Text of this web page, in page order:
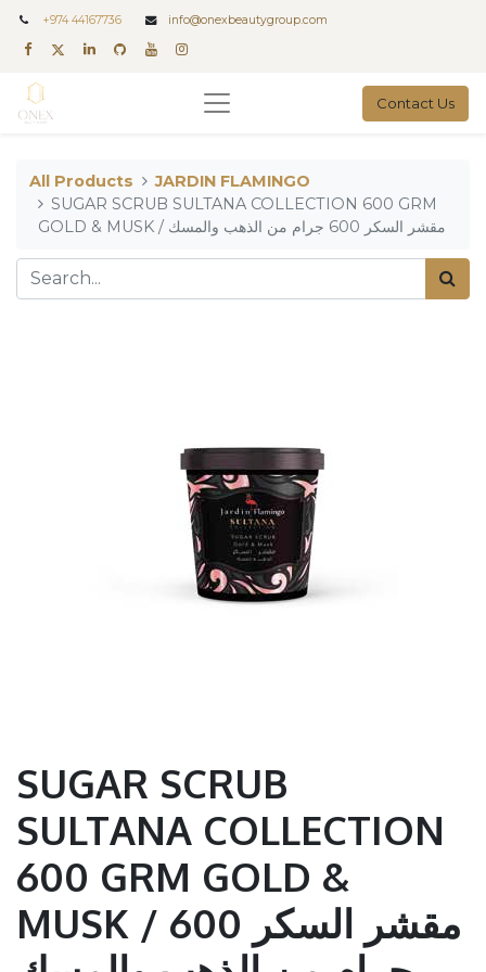
+974 44167736 info@onexbeautygroup.com
Contact Us
All Products
JARDIN FLAMINGO
SUGAR SCRUB SULTANA COLLECTION 600 GRM
GOLD & MUSK / مقشر السكر 600 جرام من الذهب والمسك
SUGAR SCRUB
SULTANA COLLECTION
600 GRM GOLD &
MUSK / مقشر السكر 600